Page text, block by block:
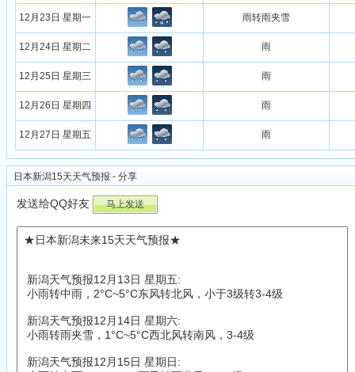
12月23日 星期一 雨转雨夹雪
12月24日 星期二 雨
12月25日 星期三 雨
12月26日 星期四 雨
12月27日 星期五 雨
日本新潟15天天气预报 - 分享
发送给QQ好友